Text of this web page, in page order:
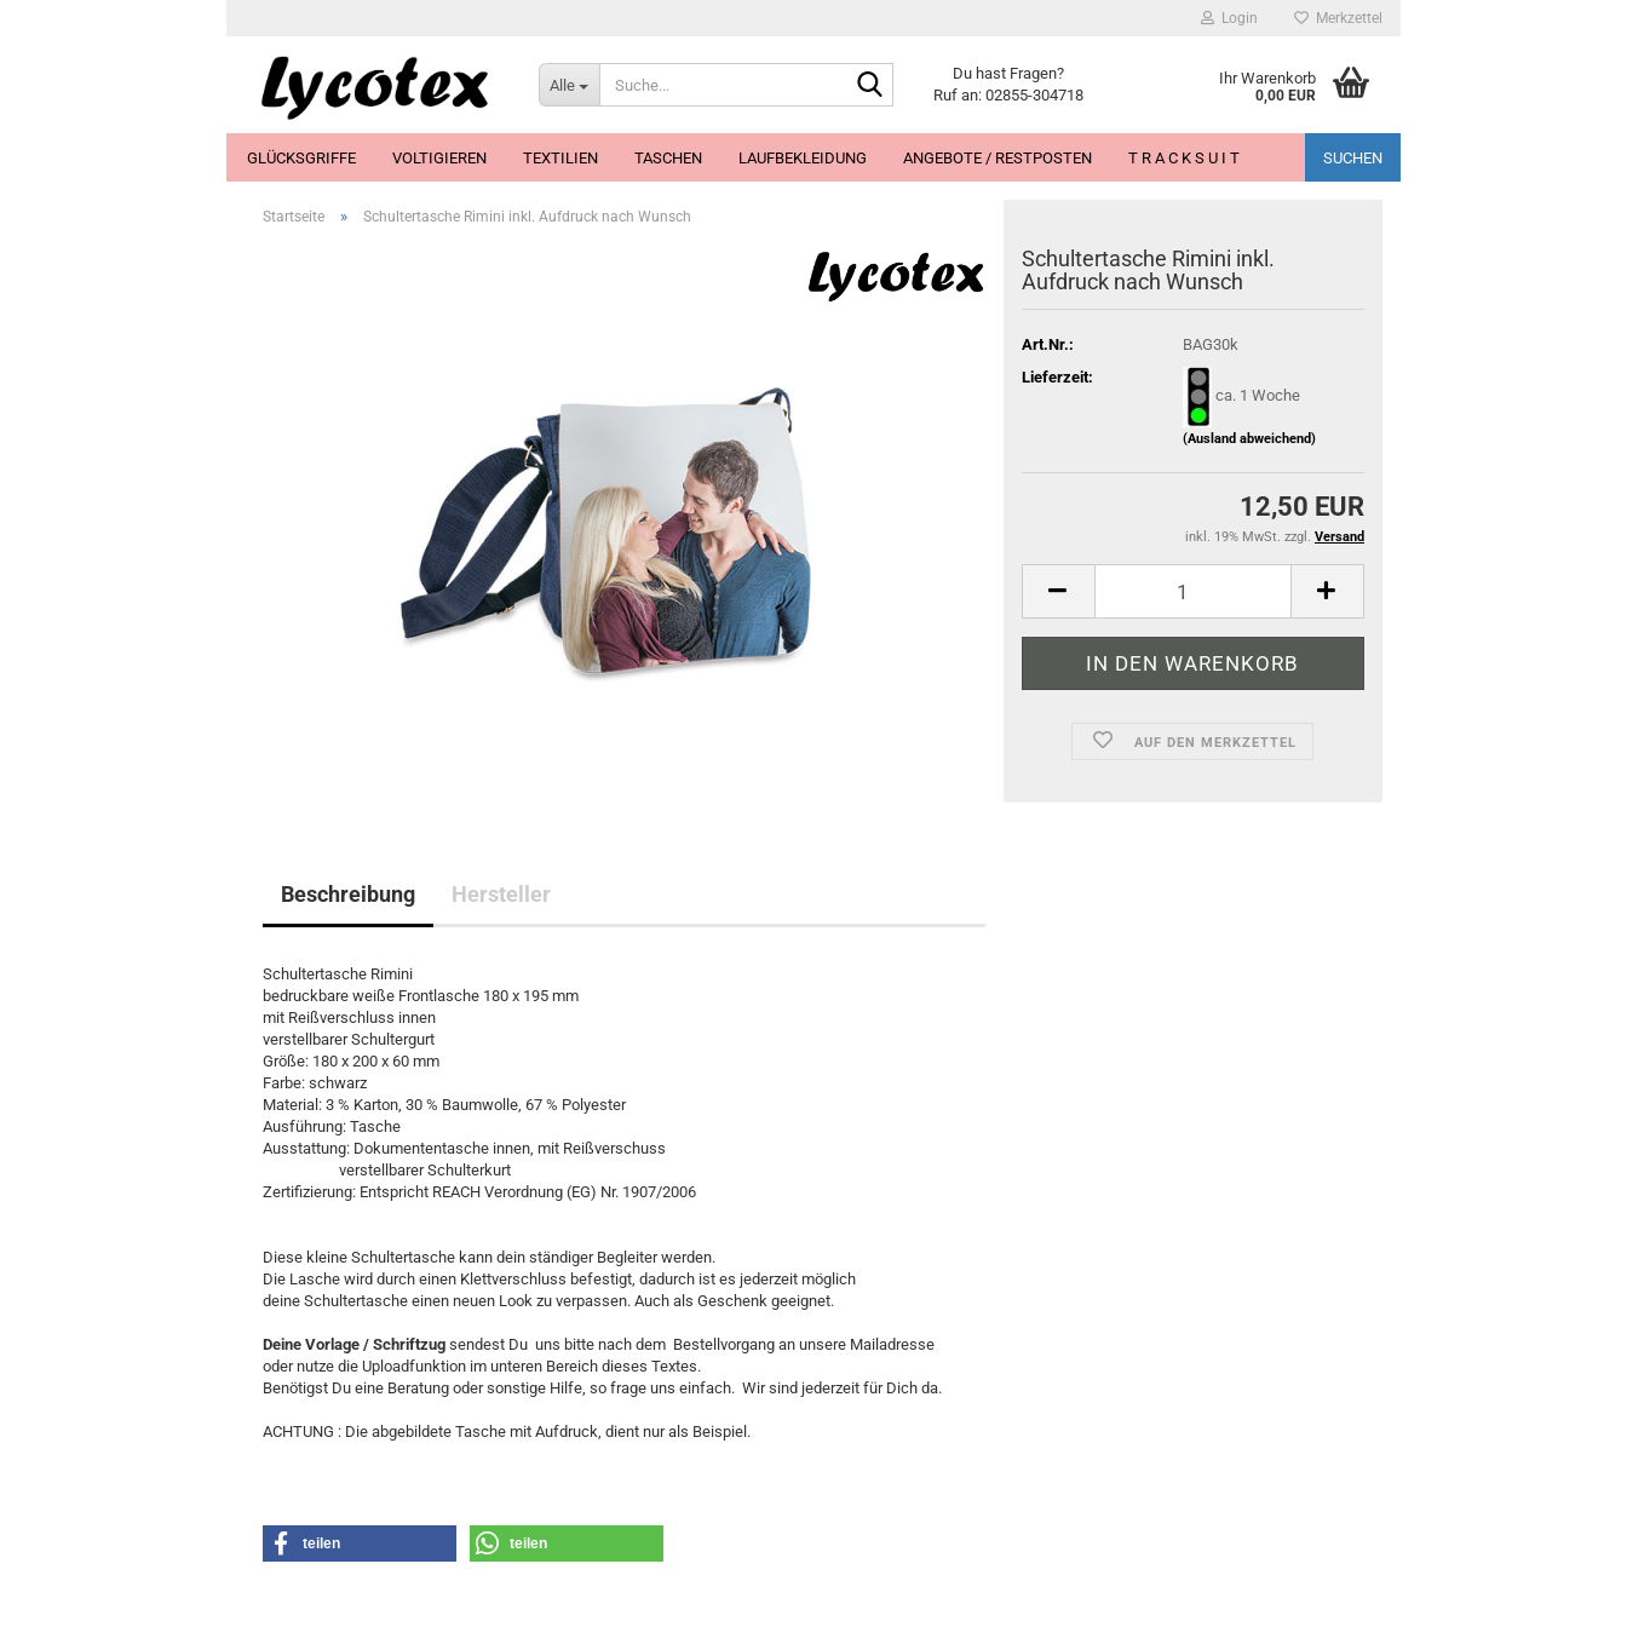
Login Merkzettel
Alle
Du hast Fragen?
Ruf an: 02855-304718
Ihr Warenkorb
0,00 EUR
GLÜCKSGRIFFE VOLTIGIEREN TEXTILIEN TASCHEN LAUFBEKLEIDUNG ANGEBOTE / RESTPOSTEN T R A C K S U I T SUCHEN
Startseite » Schultertasche Rimini inkl. Aufdruck nach Wunsch
Schultertasche Rimini inkl.
Aufdruck nach Wunsch
Art.Nr.:
BAG30k
Lieferzeit:
ca. 1 Woche
(Ausland abweichend)
12,50 EUR
inkl. 19% MwSt. zzgl. Versand
AUF DEN MERKZETTEL
Beschreibung Hersteller
Schultertasche Rimini
bedruckbare weiße Frontlasche 180 x 195 mm
mit Reißverschluss innen
verstellbarer Schultergurt
Größe: 180 x 200 x 60 mm
Farbe: schwarz
Material: 3 % Karton, 30 % Baumwolle, 67 % Polyester
Ausführung: Tasche
Ausstattung: Dokumententasche innen, mit Reißverschuss
verstellbarer Schulterkurt
Zertifizierung: Entspricht REACH Verordnung (EG) Nr. 1907/2006
Diese kleine Schultertasche kann dein ständiger Begleiter werden.
Die Lasche wird durch einen Klettverschluss befestigt, dadurch ist es jederzeit möglich
deine Schultertasche einen neuen Look zu verpassen. Auch als Geschenk geeignet.
Deine Vorlage / Schriftzug sendest Du uns bitte nach dem Bestellvorgang an unsere Mailadresse
oder nutze die Uploadfunktion im unteren Bereich dieses Textes.
Benötigst Du eine Beratung oder sonstige Hilfe, so frage uns einfach. Wir sind jederzeit für Dich da.
ACHTUNG : Die abgebildete Tasche mit Aufdruck, dient nur als Beispiel.
teilen teilen